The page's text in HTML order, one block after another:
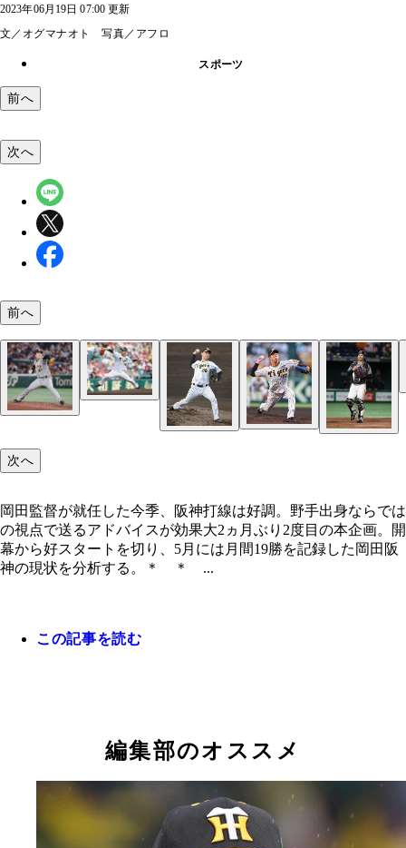
2023年06月19日 07:00 更新
文／オグマナオト 写真／アフロ
スポーツ
前へ
村上頌樹 4月12日の巨人戦で7回完全投球を演じ
スターダムを駆け上がった村上
浜地真澄 昨季52試合登板で防御率1.14を誇った浜
青柳晃洋 開幕からいまひとつで2軍落ちした青柳
季、投手3冠に輝いた虎のエースの復調が待たれる
岡田監督が就任した今季、阪神打線は好調。野手
次へ
前へ
次へ
岡田監督が就任した今季、阪神打線は好調。野手出身ならでは
の視点で送るアドバイスが効果大2ヵ月ぶり2度目の本企画。開
幕から好スタートを切り、5月には月間19勝を記録した岡田阪
神の現状を分析する。＊ ＊ ...
この記事を読む
編集部のオススメ